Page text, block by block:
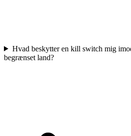
Hvad beskytter en kill switch mig
begrænset land?